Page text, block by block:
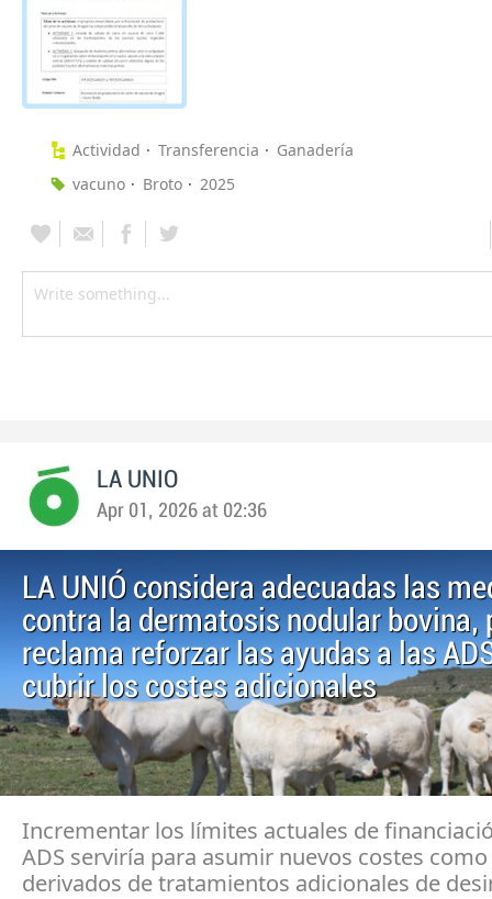
Actividad Transferencia
Ganadería
vacuno
Broto 2025
LA UNIO
Apr 01, 2026 at 02:36
LA UNIÓ considera adecuadas las
contra la dermatosis nodular bovina,
reclama reforzar las ayudas a las
cubrir los costes adicionales
Incrementar los límites actuales de
ADS serviría para asumir nuevos costes
derivados de tratamientos adicionales de